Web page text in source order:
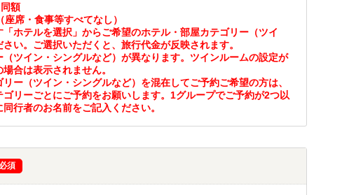
額
席・食事等すべてなし）
ホテルを選択」からご希望のホテル・部屋カテゴリー（ツイ
い。ご選択いただくと、旅行代金が反映されます。
ツイン・シングルなど）が異なります。ツインルームの設定が
合は表示されません。
ー（ツイン・シングルなど）を混在してご予約ご希望の方は、
リーごとにご予約をお願いします。1グループでご予約が2つ以
行者のお名前をご記入ください。
必須